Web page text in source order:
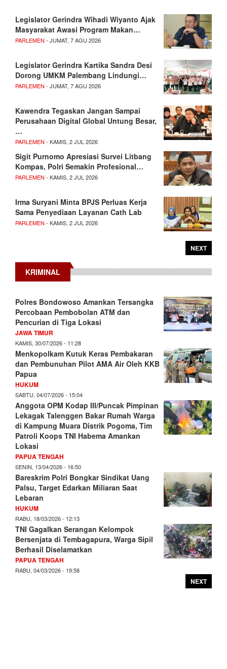
Legislator Gerindra Wihadi Wiyanto Ajak
Masyarakat Awasi Program Makan…
PARLEMEN - JUMAT, 7 AGU 2026
Legislator Gerindra Kartika Sandra Desi
Dorong UMKM Palembang Lindungi…
PARLEMEN - JUMAT, 7 AGU 2026
Kawendra Tegaskan Jangan Sampai
Perusahaan Digital Global Untung Besar,
…
PARLEMEN - KAMIS, 2 JUL 2026
Sigit Purnomo Apresiasi Survei Litbang
Kompas, Polri Semakin Profesional…
PARLEMEN - KAMIS, 2 JUL 2026
Irma Suryani Minta BPJS Perluas Kerja
Sama Penyediaan Layanan Cath Lab
PARLEMEN - KAMIS, 2 JUL 2026
NEXT
KRIMINAL
Polres Bondowoso Amankan Tersangka
Percobaan Pembobolan ATM dan
Pencurian di Tiga Lokasi
JAWA TIMUR
KAMIS, 30/07/2026 - 11:28
Menkopolkam Kutuk Keras Pembakaran
dan Pembunuhan Pilot AMA Air Oleh KKB
Papua
HUKUM
SABTU, 04/07/2026 - 15:04
Anggota OPM Kodap III/Puncak Pimpinan
Lekagak Talenggen Bakar Rumah Warga
di Kampung Muara Distrik Pogoma, Tim
Patroli Koops TNI Habema Amankan
Lokasi
PAPUA TENGAH
SENIN, 13/04/2026 - 16:50
Bareskrim Polri Bongkar Sindikat Uang
Palsu, Target Edarkan Miliaran Saat
Lebaran
HUKUM
RABU, 18/03/2026 - 12:13
TNI Gagalkan Serangan Kelompok
Bersenjata di Tembagapura, Warga Sipil
Berhasil Diselamatkan
PAPUA TENGAH
RABU, 04/03/2026 - 19:58
NEXT